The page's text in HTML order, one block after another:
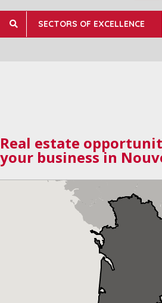
SECTORS OF EXCELLENCE
Real estate
your business in